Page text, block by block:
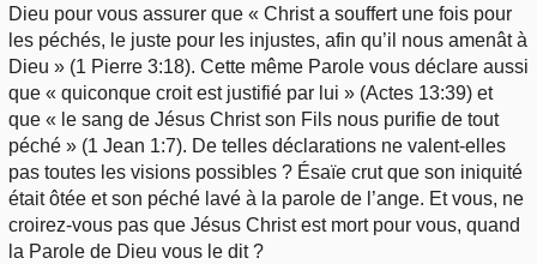
Dieu pour vous assurer que « Christ a souffert une fois pour
les péchés, le juste pour les injustes, afin qu’il nous amenât à
Dieu » (1 Pierre 3:18). Cette même Parole vous déclare aussi
que « quiconque croit est justifié par lui » (Actes 13:39) et
que « le sang de Jésus Christ son Fils nous purifie de tout
péché » (1 Jean 1:7). De telles déclarations ne valent-elles
pas toutes les visions possibles ? Ésaïe crut que son iniquité
était ôtée et son péché lavé à la parole de l’ange. Et vous, ne
croirez-vous pas que Jésus Christ est mort pour vous, quand
la Parole de Dieu vous le dit ?